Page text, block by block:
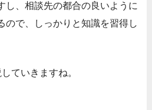
し、相談先の都合の良いように
ので、しっかりと知識を習得し
ていきますね。